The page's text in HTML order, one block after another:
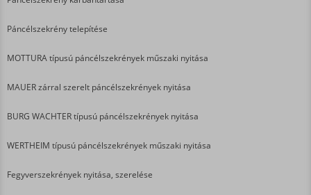
Páncélszekrény telepítése
MOTTURA típusú páncélszekrények műszaki nyitása
MAUER zárral szerelt páncélszekrények nyitása
BURG WACHTER típusú páncélszekrények nyitása
WERTHEIM típusú páncélszekrények műszaki nyitása
Fegyverszekrények nyitása, szerelése